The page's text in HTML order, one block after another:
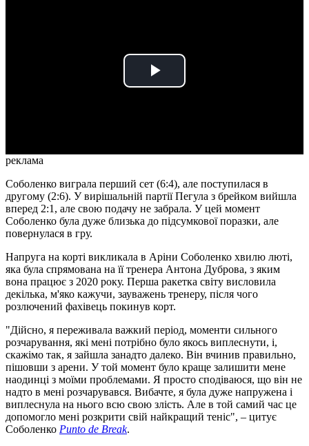
Play
реклама
Соболенко виграла перший сет (6:4), але поступилася в
другому (2:6). У вирішальній партії Пегула з брейком вийшла
вперед 2:1, але свою подачу не забрала. У цей момент
Соболенко була дуже близька до підсумкової поразки, але
повернулася в гру.
Напруга на корті викликала в Аріни Соболенко хвилю люті,
яка була спрямована на її тренера Антона Дуброва, з яким
вона працює з 2020 року. Перша ракетка світу висловила
декілька, м'яко кажучи, зауважень тренеру, після чого
розлючений фахівець покинув корт.
"Дійсно, я переживала важкий період, моменти сильного
розчарування, які мені потрібно було якось виплеснути, і,
скажімо так, я зайшла занадто далеко. Він вчинив правильно,
пішовши з арени. У той момент було краще залишити мене
наодинці з моїми проблемами. Я просто сподіваюся, що він не
надто в мені розчарувався. Вибачте, я була дуже напружена і
виплеснула на нього всю свою злість. Але в той самий час це
допомогло мені розкрити свій найкращий теніс", – цитує
Соболенко Punto de Break.